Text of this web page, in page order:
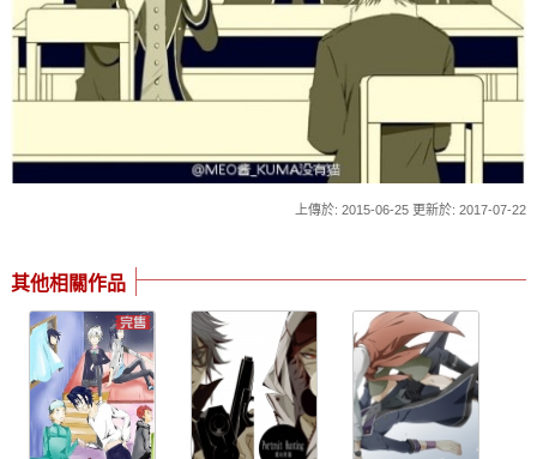
上傳於: 2015-06-25 更新於: 2017-07-22
其他相關作品